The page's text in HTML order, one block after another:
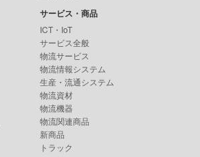
サービス・商品
ICT・IoT
サービス全般
物流サービス
物流情報システム
生産・流通システム
物流資材
物流機器
物流関連商品
新商品
トラック